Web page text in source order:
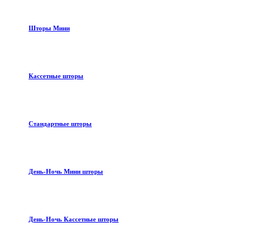
Шторы Мини
Кассетные шторы
Стандартные шторы
День-Ночь Мини шторы
День-Ночь Кассетные шторы